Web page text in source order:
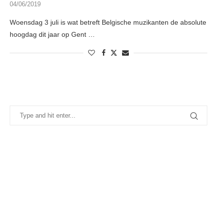
04/06/2019
Woensdag 3 juli is wat betreft Belgische muzikanten de absolute
hoogdag dit jaar op Gent …